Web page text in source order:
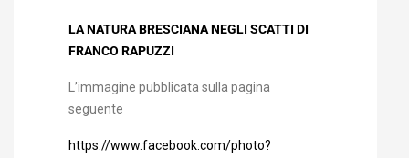
LA NATURA BRESCIANA NEGLI SCATTI DI
FRANCO RAPUZZI
L’immagine pubblicata sulla pagina
seguente
https://www.facebook.com/photo?